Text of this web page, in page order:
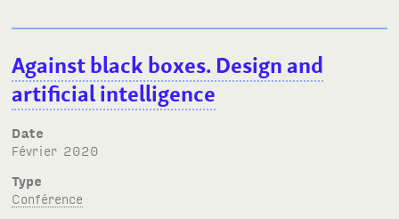
Against black boxes. Design and
artificial intelligence
Date
février 2020
Type
Conférence